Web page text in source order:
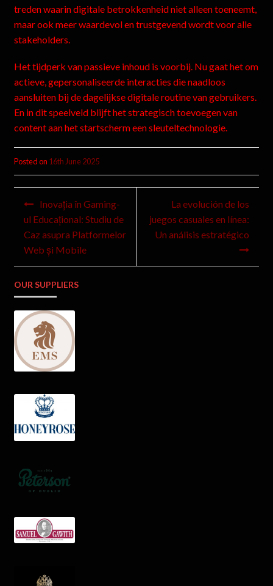
treden waarin digitale betrokkenheid niet alleen toeneemt,
maar ook meer waardevol en trustgevend wordt voor alle
stakeholders.
Het tijdperk van passieve inhoud is voorbij. Nu gaat het om
actieve, gepersonaliseerde interacties die naadloos
aansluiten bij de dagelijkse digitale routine van gebruikers.
En in dit speelveld blijft het strategisch toevoegen van
content aan het startscherm een sleuteltechnologie.
Posted on 16th June 2025
Inovația în Gaming-
ul Educațional: Studiu de
Caz asupra Platformelor
Web și Mobile
La evolución de los
juegos casuales en línea:
Un análisis estratégico
OUR SUPPLIERS